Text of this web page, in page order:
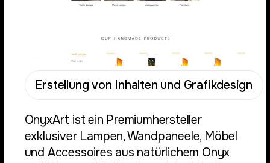
Erstellung von Inhalten und Grafikdesign
OnyxArt ist ein Premiumhersteller
exklusiver Lampen, Wandpaneele, Möbel
und Accessoires aus natürlichem Onyx